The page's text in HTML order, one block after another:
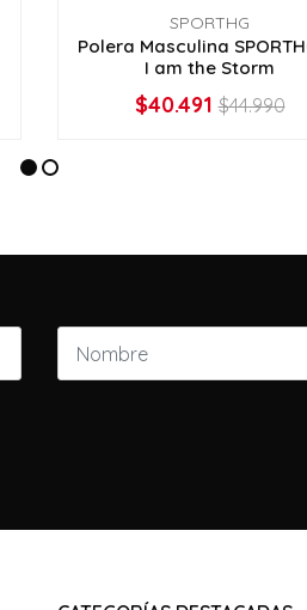
SPORTHG
Polera Masculina
I am the Storm
VER OPCIONES
$40.491 $44.990